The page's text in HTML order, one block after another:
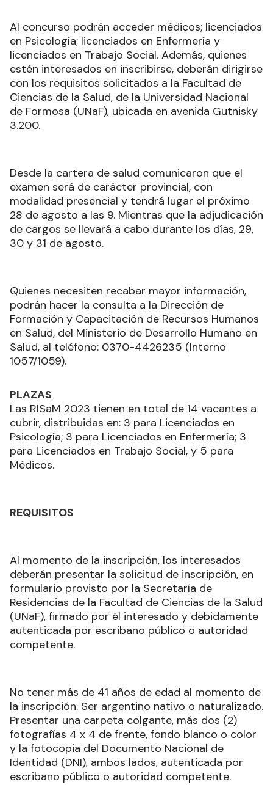
Al concurso podrán acceder médicos; licenciados
en Psicología; licenciados en Enfermería y
licenciados en Trabajo Social. Además, quienes
estén interesados en inscribirse, deberán dirigirse
con los requisitos solicitados a la Facultad de
Ciencias de la Salud, de la Universidad Nacional
de Formosa (UNaF), ubicada en avenida Gutnisky
3.200.
Desde la cartera de salud comunicaron que el
examen será de carácter provincial, con
modalidad presencial y tendrá lugar el próximo
28 de agosto a las 9. Mientras que la adjudicación
de cargos se llevará a cabo durante los días, 29,
30 y 31 de agosto.
Quienes necesiten recabar mayor información,
podrán hacer la consulta a la Dirección de
Formación y Capacitación de Recursos Humanos
en Salud, del Ministerio de Desarrollo Humano en
Salud, al teléfono: 0370-4426235 (Interno
1057/1059).
PLAZAS
Las RISaM 2023 tienen en total de 14 vacantes a
cubrir, distribuidas en: 3 para Licenciados en
Psicología; 3 para Licenciados en Enfermería; 3
para Licenciados en Trabajo Social, y 5 para
Médicos.
REQUISITOS
Al momento de la inscripción, los interesados
deberán presentar la solicitud de inscripción, en
formulario provisto por la Secretaría de
Residencias de la Facultad de Ciencias de la Salud
(UNaF), firmado por él interesado y debidamente
autenticada por escribano público o autoridad
competente.
No tener más de 41 años de edad al momento de
la inscripción. Ser argentino nativo o naturalizado.
Presentar una carpeta colgante, más dos (2)
fotografías 4 x 4 de frente, fondo blanco o color
y la fotocopia del Documento Nacional de
Identidad (DNI), ambos lados, autenticada por
escribano público o autoridad competente.